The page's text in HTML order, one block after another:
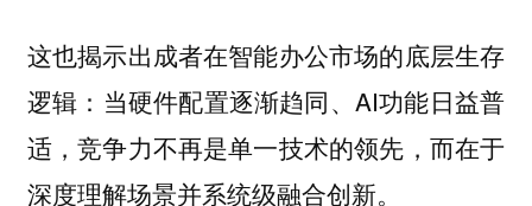
这也揭示出成者在智能办公市场的底层生存
逻辑：当硬件配置逐渐趋同、AI功能日益普
适，竞争力不再是单一技术的领先，而在于
深度理解场景并系统级融合创新。